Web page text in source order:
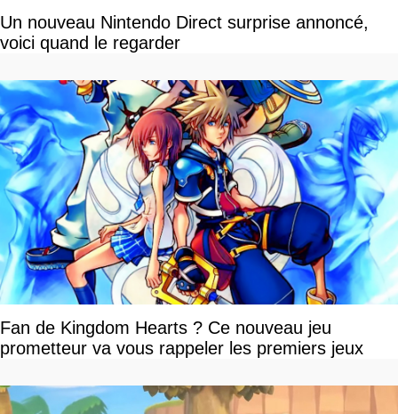
Un nouveau Nintendo Direct surprise annoncé,
voici quand le regarder
Fan de Kingdom Hearts ? Ce nouveau jeu
prometteur va vous rappeler les premiers jeux